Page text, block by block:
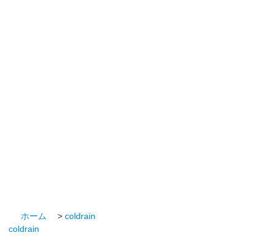
ホーム > coldrain
coldrain